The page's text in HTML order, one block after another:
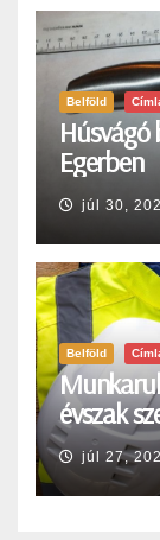
Belföld
Egerben
júl 30,
Belföld
évszak
júl 27,